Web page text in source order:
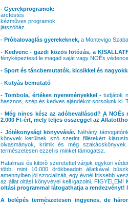
- Gyerekprogramok:
arcfestés
kézmûves programok
játszóház
- Próbalovaglás gyerekeknek, a Montevigo
- Kedvenc - gazdi közös fotózás, a
fényképeztesd le magad saját vagy NOÉs
- Sport és táncbemutatók, kicsikkel és
- Kutyás bemutató
- Tombola, értékes nyereményekkel -tudjátok
hasznos, szép és kedves ajándékot sorsolunk ki.
- Még nincs kész az adóbevallásod? A
2.000 Ft-ért, mely teljes összeggel az
- Jótékonysági könyvvásár. Néhány
könyvek kerülnek szó szerint fillérekért
olvasmányok, krimik és még
természetesen ezzel is minket támogatsz.
Hatalmas és kitörõ szeretettel várjuk egykori
több, mint 10.000 örökbeadott állatkával
amennyiben jól szocializált, egy évnél frissebb
az állat oltási könyvével kell igazolni. FIGYELEM!
oltási programmal látogathatja a rendezvényt!
A belépés természetesen ingyenes, de